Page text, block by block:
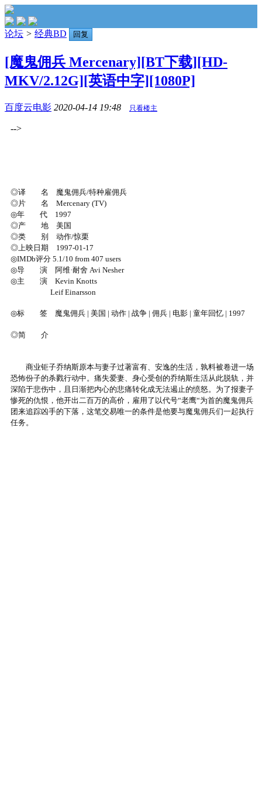
论坛 > 经典BD 回复
[魔鬼佣兵 Mercenary][BT下载][HD-
MKV/2.12G][英语中字][1080P]
百度云电影 2020-04-14 19:48 只看楼主
-->
◎译 名 魔鬼佣兵/特种雇佣兵
◎片 名 Mercenary (TV)
◎年 代 1997
◎产 地 美国
◎类 别 动作/惊栗
◎上映日期 1997-01-17
◎IMDb评分 5.1/10 from 407 users
◎导 演 阿维·耐舍 Avi Nesher
◎主 演 Kevin Knotts
Leif Einarsson
◎标 签 魔鬼佣兵 | 美国 | 动作 | 战争 | 佣兵 | 电影 | 童年回忆 | 1997
◎简 介
商业钜子乔纳斯原本与妻子过著富有、安逸的生活，孰料被卷进一场
恐怖份子的杀戮行动中。痛失爱妻、身心受创的乔纳斯生活从此脱轨，并
深陷于悲伤中，且日渐把内心的悲痛转化成无法遏止的愤怒。为了报妻子
惨死的仇恨，他开出二百万的高价，雇用了以代号“老鹰“为首的魔鬼佣兵
团来追踪凶手的下落，这笔交易唯一的条件是他要与魔鬼佣兵们一起执行
任务。